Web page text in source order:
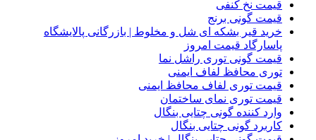
قیمت نخ کنفی
قیمت گونی برنج
خرید قیر بشکه ای شل و مخلوط | بازرگانی پالایشگاه
پاسارگاد قیمت امروز
قیمت گونی توری راشل نما
توری محافظ لفاف ایمنی
قیمت توری لفاف محافظ ایمنی
قیمت توری نمای ساختمان
وارد کننده گونی چتایی بنگال
کاربرد گونی چتایی بنگال